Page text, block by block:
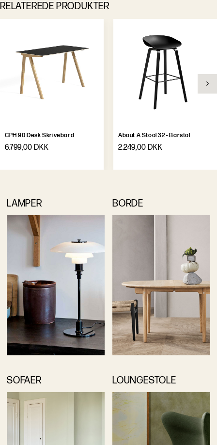
RELATEREDE PRODUKTER
CPH 90 Desk Skrivebord
6.799,00 DKK
About A Stool 32 - Barstol
2.249,00 DKK
LAMPER BORDE
SOFAER LOUNGESTOLE